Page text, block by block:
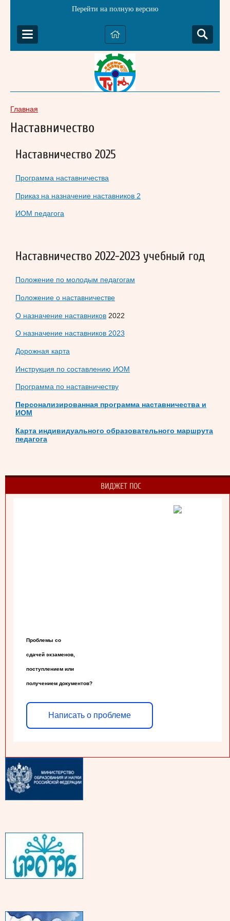
Перейти на полную версию
Главная
Наставничество
Наставничество 2025
Программа наставничества
Приказ на назначение наставников 2
ИОМ педагога
Наставничество 2022-2023 учебный год
Положение по молодым педагогам
Положение о наставничестве
О назначение наставников 2022
О назначение наставников 2023
Дорожная карта
Инструкция по составлению ИОМ
Программа по наставничеству
Персонализированная программа наставничества и
ИОМ
Карта индивидуального образовательного маршрута
педагога
ВИДЖЕТ ПОС
Проблемы со
сдачей экзаменов,
поступлением или
получением документов?
Написать о проблеме